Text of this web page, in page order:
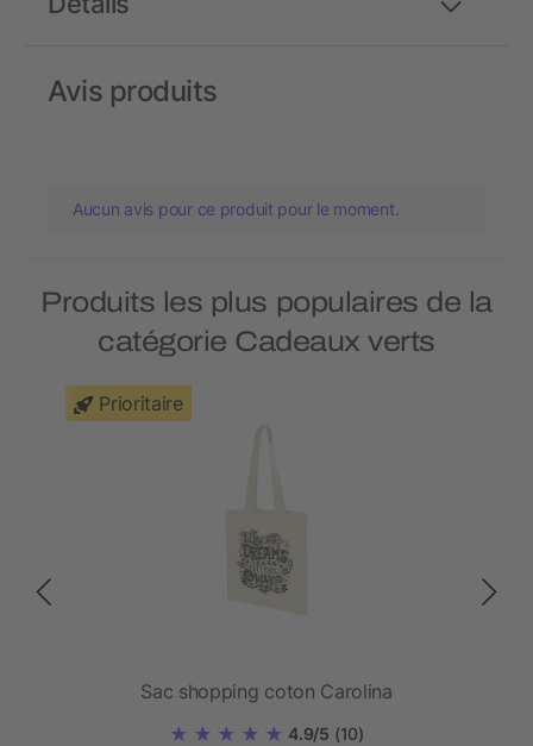
Avis produits
Aucun avis pour ce produit pour le moment.
Produits les plus populaires de la
catégorie Cadeaux verts
Prioritaire
Sac shopping coton Carolina
4.9/5 (10)